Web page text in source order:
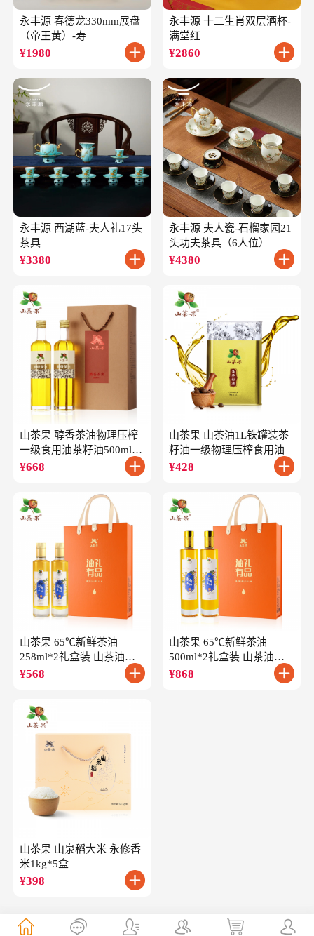
永丰源 春德龙330mm展盘
（帝王黄）-寿
¥1980
永丰源 十二生肖双层酒杯-
满堂红
¥2860
永丰源 西湖蓝-夫人礼17头
茶具
¥3380
永丰源 夫人瓷-石榴家园21
头功夫茶具（6人位）
¥4380
山茶果 醇香茶油物理压榨
一级食用油茶籽油500ml*2
礼盒
¥668
山茶果 山茶油1L铁罐装茶
籽油一级物理压榨食用油
¥428
山茶果 65℃新鲜茶油
258ml*2礼盒装 山茶油一
级冷榨油茶籽油
¥568
山茶果 65℃新鲜茶油
500ml*2礼盒装 山茶油一
级冷榨油茶籽油
¥868
山茶果 山泉稻大米 永修香
米1kg*5盒
¥398